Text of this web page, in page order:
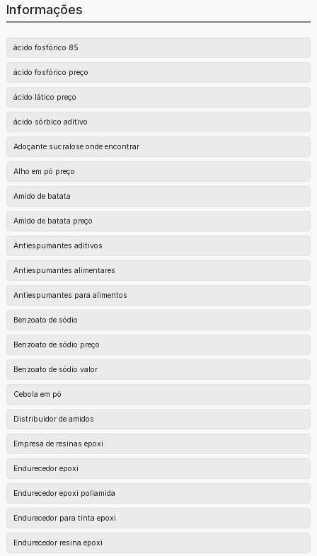
Informações
ácido fosfórico 85
ácido fosfórico preço
ácido lático preço
ácido sórbico aditivo
Adoçante sucralose onde encontrar
Alho em pó preço
Amido de batata
Amido de batata preço
Antiespumantes aditivos
Antiespumantes alimentares
Antiespumantes para alimentos
Benzoato de sódio
Benzoato de sódio preço
Benzoato de sódio valor
Cebola em pó
Distribuidor de amidos
Empresa de resinas epoxi
Endurecedor epoxi
Endurecedor epoxi poliamida
Endurecedor para tinta epoxi
Endurecedor resina epoxi